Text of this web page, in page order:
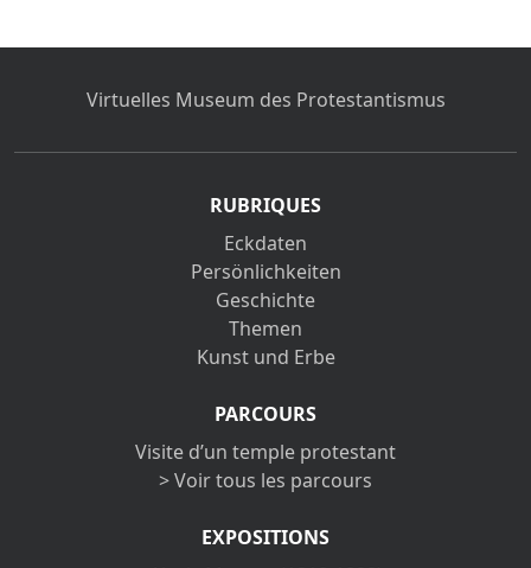
Virtuelles Museum des Protestantismus
RUBRIQUES
Eckdaten
Persönlichkeiten
Geschichte
Themen
Kunst und Erbe
PARCOURS
Visite d’un temple protestant
> Voir tous les parcours
EXPOSITIONS